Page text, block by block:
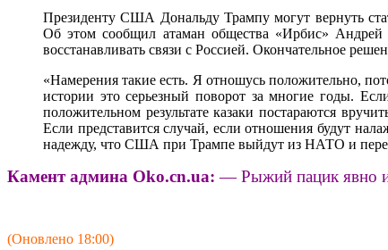
Президенту США Дональду Трампу могут вернуть
Об этом сообщил атаман общества «Ирбис» Андрей
восстанавливать связи с Россией. Окончательное
«Намерения такие есть. Я отношусь положительно,
истории это серьезный поворот за многие годы.
положительном результате казаки постараются
Если представится случай, если отношения будут
надежду, что США при Трампе выйдут из НАТО и
Камент админа Oko.cn.ua: — Рыжий пацик явно
(Оновлено 18:00)